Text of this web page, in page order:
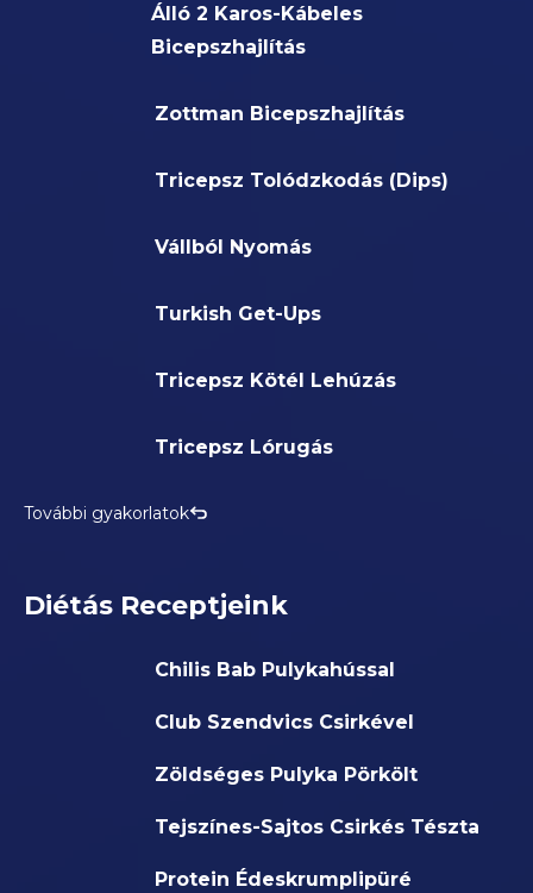
Álló 2 Karos-Kábeles
Bicepszhajlítás
Zottman Bicepszhajlítás
Tricepsz Tolódzkodás (Dips)
Vállból Nyomás
Turkish Get-Ups
Tricepsz Kötél Lehúzás
Tricepsz Lórugás
További gyakorlatok
Diétás Receptjeink
Chilis Bab Pulykahússal
Club Szendvics Csirkével
Zöldséges Pulyka Pörkölt
Tejszínes-Sajtos Csirkés Tészta
Protein Édeskrumplipüré